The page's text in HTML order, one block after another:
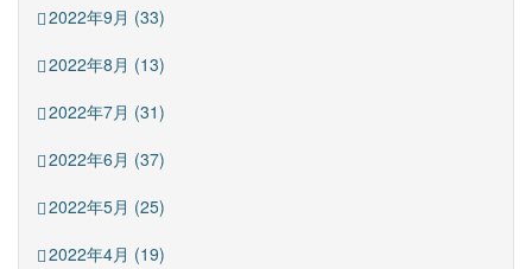
2022年9月 (33)
2022年8月 (13)
2022年7月 (31)
2022年6月 (37)
2022年5月 (25)
2022年4月 (19)